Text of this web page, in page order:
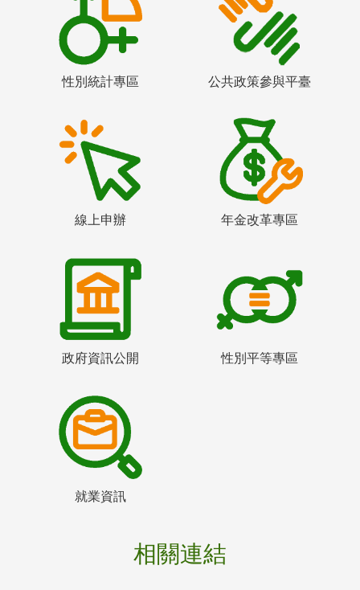
性別統計專區 公共政策參與平臺
線上申辦 年金改革專區
政府資訊公開 性別平等專區
就業資訊
相關連結